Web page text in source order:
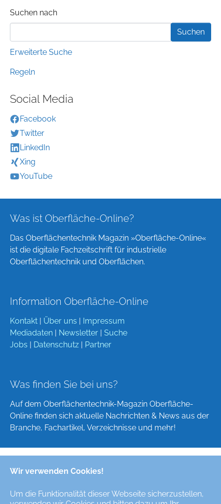
Wir verwenden Cookies!
Um die Funktionalität dieser Webseite sicherzustellen,
Suchformular
Suchen nach
Erweiterte Suche
Regeln
Social Media
Facebook
Twitter
LinkedIn
Xing
YouTube
Was ist Oberfläche-Online?
Das Oberflächentechnik Magazin »Oberfläche-Online«
ist die digitale Fachzeitschrift für industrielle
Oberflächentechnik und Oberflächen.
Information Oberfläche-Online
Kontakt Über uns
Impressum
Mediadaten
Newsletter
Suche
Jobs
Datenschutz Partner
Was finden Sie bei uns?
Auf dem Oberflächentechnik-Magazin Oberfläche-
Online finden sich aktuelle Nachrichten & News aus der
Branche, Fachartikel, Verzeichnisse und mehr!
Deutsch